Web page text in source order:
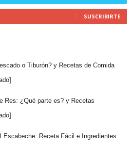
SUSCRIBIRTE
o Tiburón? y Recetas de Comida
Res: ¿Qué parte es? y Recetas
Escabeche: Receta Fácil e Ingredientes